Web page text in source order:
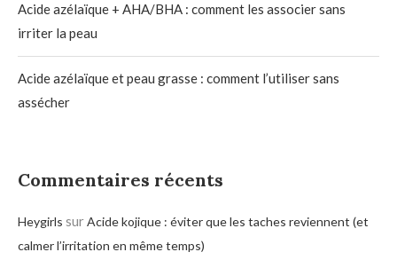
Acide azélaïque + AHA/BHA : comment les associer sans
irriter la peau
Acide azélaïque et peau grasse : comment l’utiliser sans
assécher
Commentaires récents
Heygirls surAcide kojique : éviter que les taches reviennent (et
calmer l’irritation en même temps)